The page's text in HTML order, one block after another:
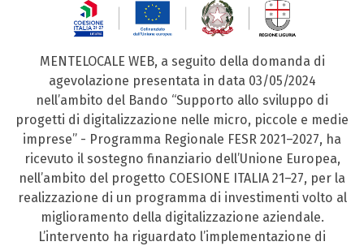
MENTELOCALE WEB, a seguito della domanda di
agevolazione presentata in data 03/05/2024
nell’ambito del Bando “Supporto allo sviluppo di
progetti di digitalizzazione nelle micro, piccole e medie
imprese” - Programma Regionale FESR 2021–2027, ha
ricevuto il sostegno finanziario dell’Unione Europea,
nell’ambito del progetto COESIONE ITALIA 21–27, per la
realizzazione di un programma di investimenti volto al
miglioramento della digitalizzazione aziendale.
L’intervento ha riguardato l’implementazione di